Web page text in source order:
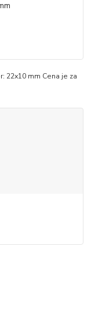
22x10 mm Cena je za